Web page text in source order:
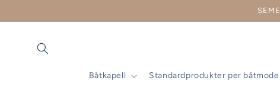
Båtkapell Standardprodukter per